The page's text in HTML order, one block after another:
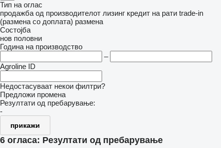
Тип на оглас
продажба од производителот лизинг кредит на рати trade-in
(размена со доплата) размена
Состојба
нов половни
Година на производство
–
Agroline ID
Недостасуваат некои филтри?
Предложи промена
Резултати од пребарување:
-
прикажи
6 огласа: Резултати од пребарување